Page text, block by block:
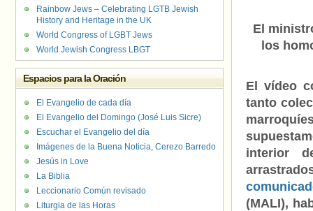
El
los
El vídeo
tanto
interior
(MALI),
Rainbow Jews – Celebrating LGTB Jewish
History and Heritage in the UK
World Congress of LGBT Jews
World Jewish Congress LBGT
Espacios para la Oración
El Evangelio de cada día
El Evangelio del Domingo (José Luis Sicre)
Escuchar el Evangelio del día
Imágenes de la Buena Noticia, Cerezo Barredo
Jesús in Love
La Biblia
Leccionario Común revisado
Liturgia de las Horas